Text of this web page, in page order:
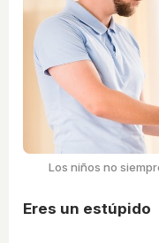
Los niños no
Eres un estúpido